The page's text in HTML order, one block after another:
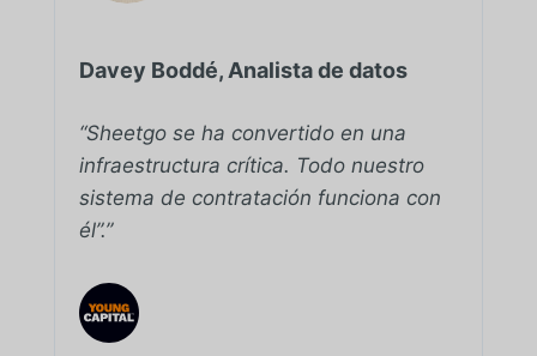
Davey Boddé, Analista de datos
“Sheetgo se ha convertido en una
infraestructura crítica. Todo nuestro
sistema de contratación funciona con
él”.”